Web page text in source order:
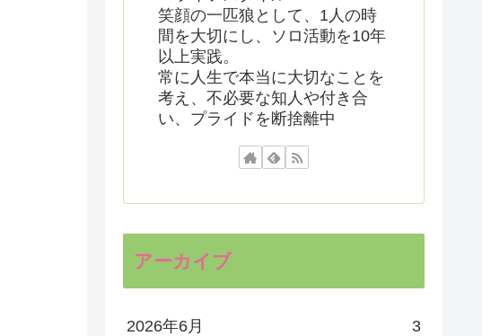
笑顔の一匹狼として、1人の時
間を大切にし、ソロ活動を10年
以上実践。
常に人生で本当に大切なことを
考え、不必要な知人や付き合
い、プライドを断捨離中
アーカイブ
2026年6月 3